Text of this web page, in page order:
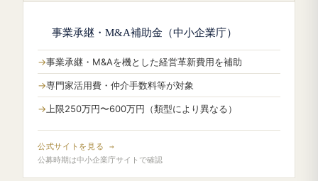
事業承継・M&A補助金（中小企業庁）
事業承継・M&Aを機とした経営革新費用を補助
専門家活用費・仲介手数料等が対象
上限250万円〜600万円（類型により異なる）
公式サイトを見る →
公募時期は中小企業庁サイトで確認